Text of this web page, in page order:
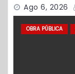
Ago 6, 2026
OBRA PÚBLICA